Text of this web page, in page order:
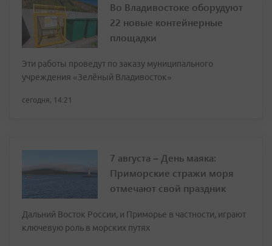
Во Владивостоке оборудуют
22 новые контейнерные
площадки
Эти работы проведут по заказу муниципального
учреждения «Зелёный Владивосток»
сегодня, 14:21
7 августа – День маяка:
Приморские стражи моря
отмечают свой праздник
Дальний Восток России, и Приморье в частности, играют
ключевую роль в морских путях